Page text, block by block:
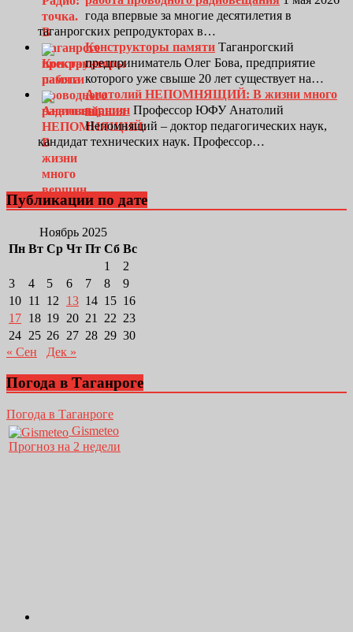
года впервые за многие десятилетия в
таганрогских репродукторах в…
Конструкторы памяти Таганрогский
предприниматель Олег Бова, предприятие
которого уже свыше 20 лет существует на…
Анатолий НЕПОМНЯЩИЙ: В жизни много
вершин Профессор ЮФУ Анатолий
Непомнящий – доктор педагогических наук,
кандидат технических наук. Профессор…
Публикации по дате
Ноябрь 2025
Пн Вт Ср Чт Пт Сб Вс
1
2
3
4 5 6 7 8
9
10 11 12 13 14 15 16
17 18 19 20 21 22 23
24 25 26 27 28 29 30
« Сен
Дек »
Погода в Таганроге
Погода в Таганроге
Gismeteo
Прогноз на 2 недели